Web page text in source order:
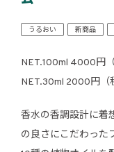
うるおい 新商品
NET.100ml 4000円（
NET.30ml 2000円（
香水の香調設計に着
の良さにこだわった